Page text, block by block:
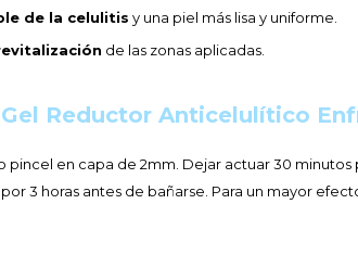
de la celulitis y una piel más lisa y uniforme.
de las zonas aplicadas.
Reductor Anticelulítico
pincel en capa de 2mm. Dejar actuar 30
3 horas antes de bañarse. Para un mayor